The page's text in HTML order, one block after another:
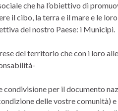
che ha l’obiettivo di
il cibo, la terra e il mare e le
del nostro Paese: i Municipi.
del territorio che con i loro
per il documento
delle vostre comunità)